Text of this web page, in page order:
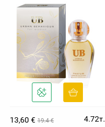
13,60 € 19.4 €
4.72т.